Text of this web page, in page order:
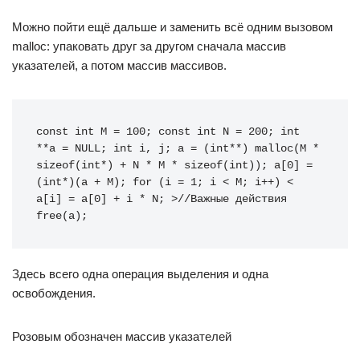
Можно пойти ещё дальше и заменить всё одним вызовом
malloc: упаковать друг за другом сначала массив
указателей, а потом массив массивов.
const int M = 100; const int N = 200; int
**a = NULL; int i, j; a = (int**) malloc(M *
sizeof(int*) + N * M * sizeof(int)); a[0] =
(int*)(a + M); for (i = 1; i < M; i++) <
a[i] = a[0] + i * N; >//Важные действия
free(a);
Здесь всего одна операция выделения и одна
освобождения.
Розовым обозначен массив указателей